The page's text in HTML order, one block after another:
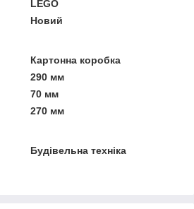
LEGO
Новий
Картонна коробка
290 мм
70 мм
270 мм
Будівельна техніка